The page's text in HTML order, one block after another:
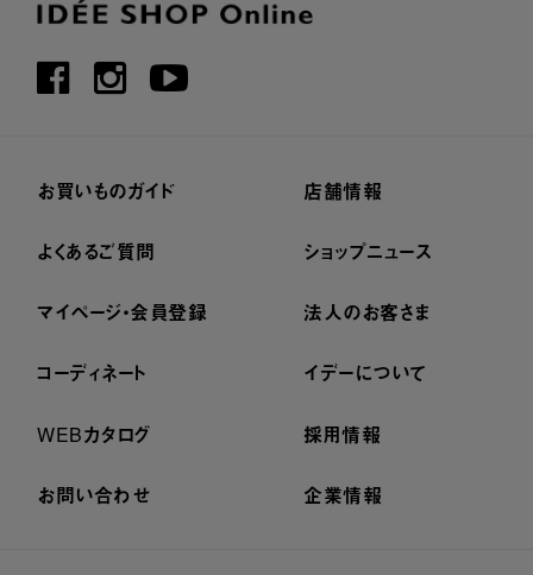
お買いものガイド
よくあるご質問
マイページ・会員登録
コーディネート
WEBカタログ
お問い合わせ
店舗情報
ショップニュース
法人のお客さま
イデーについて
採用情報
企業情報